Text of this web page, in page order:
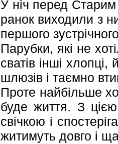
У ніч перед
ранок виходили з
першого
Парубки, які не
сватів інші
шлюзів і таємно
Проте найбільше
буде життя. З
свічкою і
житимуть довго і